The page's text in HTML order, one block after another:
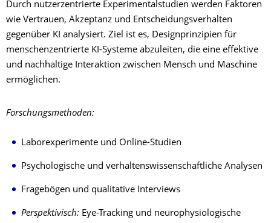
Durch nutzerzentrierte Experimentalstudien werden Faktoren
wie Vertrauen, Akzeptanz und Entscheidungsverhalten
gegenüber KI analysiert. Ziel ist es, Designprinzipien für
menschenzentrierte KI-Systeme abzuleiten, die eine effektive
und nachhaltige Interaktion zwischen Mensch und Maschine
ermöglichen.
Forschungsmethoden:
Laborexperimente und Online-Studien
Psychologische und verhaltenswissenschaftliche Analysen
Fragebögen und qualitative Interviews
Perspektivisch: Eye-Tracking und neurophysiologische